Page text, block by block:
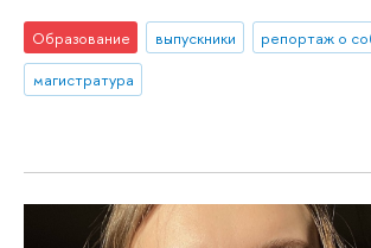
Образование выпускники
репортаж о
магистратура